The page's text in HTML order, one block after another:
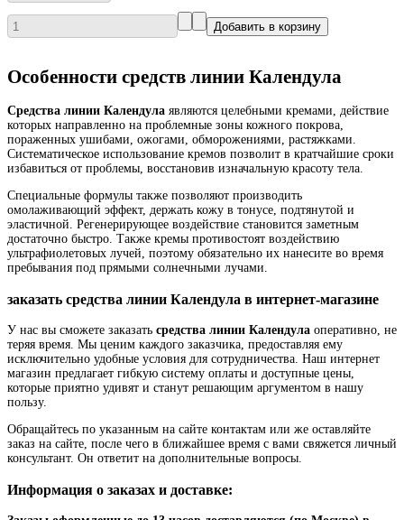
Особенности средств линии Календула
Средства линии Календула являются целебными кремами, действие
которых направленно на проблемные зоны кожного покрова,
пораженных ушибами, ожогами, обморожениями, растяжками.
Систематическое использование кремов позволит в кратчайшие сроки
избавиться от проблемы, восстановив изначальную красоту тела.
Специальные формулы также позволяют производить
омолаживающий эффект, держать кожу в тонусе, подтянутой и
эластичной. Регенерирующее воздействие становится заметным
достаточно быстро. Также кремы противостоят воздействию
ультрафиолетовых лучей, поэтому обязательно их нанесите во время
пребывания под прямыми солнечными лучами.
заказать средства линии Календула в интернет-магазине
У нас вы сможете заказать средства линии Календула оперативно, не
теряя время. Мы ценим каждого заказчика, предоставляя ему
исключительно удобные условия для сотрудничества. Наш интернет
магазин предлагает гибкую систему оплаты и доступные цены,
которые приятно удивят и станут решающим аргументом в нашу
пользу.
Обращайтесь по указанным на сайте контактам или же оставляйте
заказ на сайте, после чего в ближайшее время с вами свяжется личный
консультант. Он ответит на дополнительные вопросы.
Информация о заказах и доставке: